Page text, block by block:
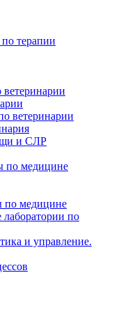
терапии
ветеринарии
и СЛР
по медицине
по медицине
по
и управление.